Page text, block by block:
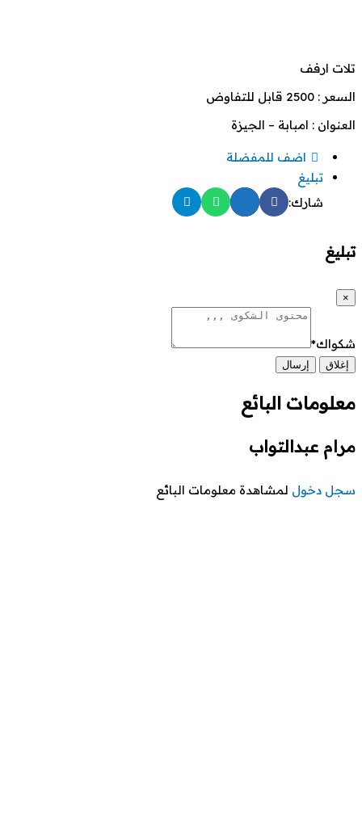
تلات ارفف
السعر : 2500 قابل للتفاوض
العنوان : امبابة – الجيزة
اضف للمفضلة
تبليغ
شارك:
تبليغ
×
شكواك*
إغلاق إرسال
معلومات البائع
مرام عبدالتواب
سجل دخول لمشاهدة معلومات البائع